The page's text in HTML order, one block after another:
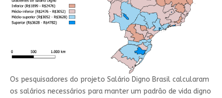
Os pesquisadores do projeto Salário Digno Brasil calcularam
os salários necessários para manter um padrão de vida digno